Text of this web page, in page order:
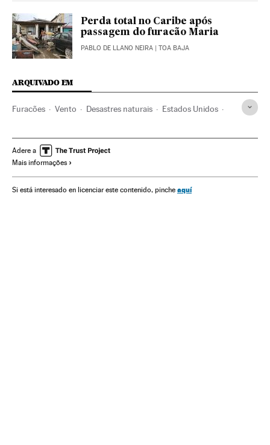
Perda total no Caribe após
passagem do furacão Maria
PABLO DE LLANO NEIRA | TOA BAJA
ARQUIVADO EM
Furacões Vento Desastres naturais Estados Unidos
Acontecimentos América
Adere a
Mais informações
Si está interesado en licenciar este contenido, pinche aquí